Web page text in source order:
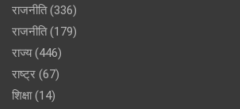
राजनीति(336)
राजनीति(179)
राज्य(446)
राष्ट्र (67)
शिक्षा(14)